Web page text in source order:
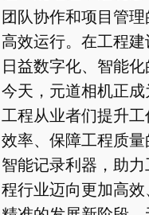
团队协作和项目管理
高效运行。在工程建
日益数字化、智能化
今天，元道相机正成
工程从业者们提升工
效率、保障工程质量
智能记录利器，助力
程行业迈向更加高效